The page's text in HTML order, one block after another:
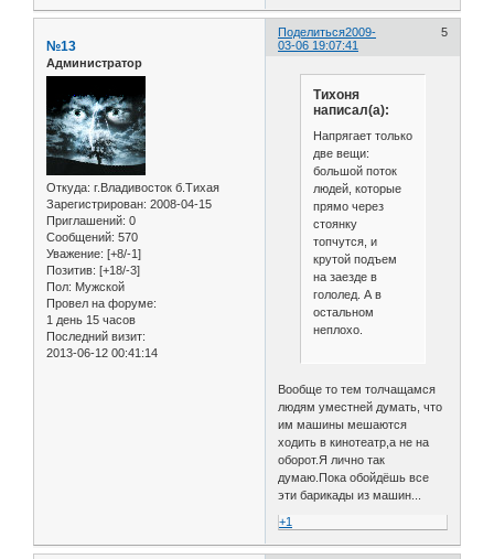
Поделиться 5
2009-
03-06 19:07:41
№13
Администратор
Откуда: г.Владивосток б.Тихая
Зарегистрирован: 2008-04-15
Приглашений: 0
Сообщений: 570
Уважение: [+8/-1]
Позитив: [+18/-3]
Пол: Мужской
Провел на форуме:
1 день 15 часов
Последний визит:
2013-06-12 00:41:14
Тихоня
написал(а):
Напрягает только
две вещи:
большой поток
людей, которые
прямо через
стоянку
топчутся, и
крутой подъем
на заезде в
гололед. А в
остальном
неплохо.
Вообще то тем толчащамся
людям уместней думать, что
им машины мешаются
ходить в кинотеатр,а не на
оборот.Я лично так
думаю.Пока обойдёшь все
эти барикады из машин...
+1